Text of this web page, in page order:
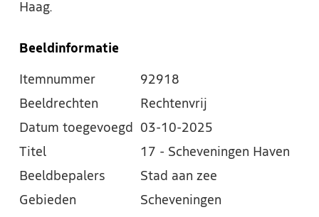
Haag.
Beeldinformatie
Itemnummer
92918
Beeldrechten
Rechtenvrij
Datum toegevoegd
03-10-2025
Titel
17 - Scheveningen Haven
Beeldbepalers
Stad aan zee
Gebieden
Scheveningen